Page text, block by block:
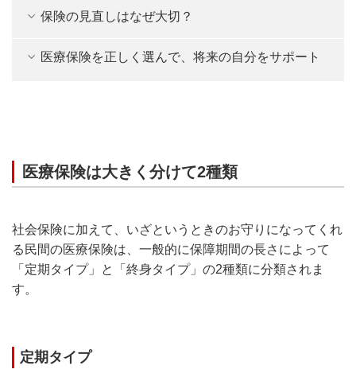
保険の見直しはなぜ大切？
医療保険を正しく選んで、将来の自分をサポート
医療保険は大きく分けて2種類
社会保険に加えて、いざというときのお守りになってくれ
る民間の医療保険は、一般的に保障期間の長さによって
「定期タイプ」と「終身タイプ」の2種類に分類されま
す。
定期タイプ